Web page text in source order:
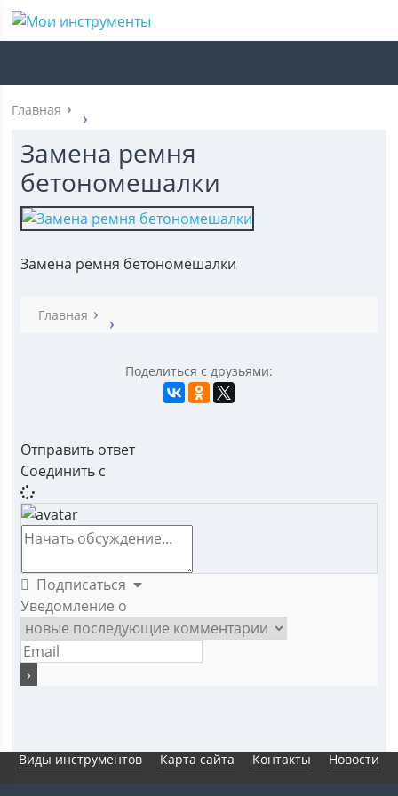
Главная
Замена ремня
бетономешалки
Замена ремня бетономешалки
Главная
Поделиться с друзьями:
Отправить ответ
Соединить с
Подписаться
Уведомление о
Виды инструментов Карта сайта Контакты Новости